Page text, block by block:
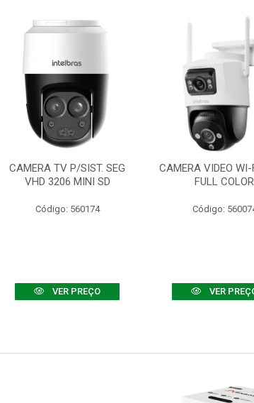
CAMERA TV P/SIST. SEG
VHD 3206 MINI SD
Código: 560174
VER PREÇO
CAMERA VIDEO
FULL COLOR
Código:
VER